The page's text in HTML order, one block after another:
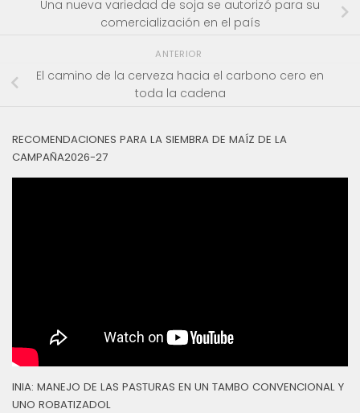
Una nueva variedad de soja se autorizó para su
comercialización en el país
ANTERIOR
El camino de la cerveza hacia el carbono cero en
toda la cadena
RECOMENDACIONES PARA LA SIEMBRA DE MAÍZ DE LA
CAMPAÑA2026-27
INIA: MANEJO DE LAS PASTURAS EN UN TAMBO CONVENCIONAL Y
UNO ROBATIZADOL